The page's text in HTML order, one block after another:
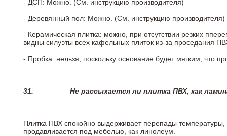
- ДСП: Можно. (См. инструкцию производителя)
- Деревянный пол: Можно. (См. инструкцию производителя)
- Керамическая плитка: можно, при отсутствии резких
видны силуэты всех кафельных плиток из-за проседания
- Пробка: нельзя, поскольку основание будет мягким, что
31. Не рассыхается ли плитка ПВХ, как
Плитка ПВХ спокойно выдерживает перепады температуры,
продавливается под мебелью, как линолеум.